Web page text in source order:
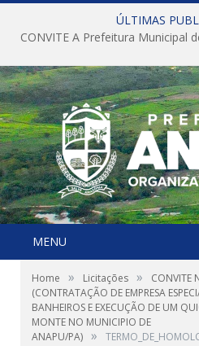
ÚLTIMAS
MENU
Home » Licitações »
CONVITE
(CONTRATAÇÃO DE EMPRESA
BANHEIROS E EXECUÇÃO DE UM
MONTE NO MUNICIPIO DE
ANAPU/PA) »